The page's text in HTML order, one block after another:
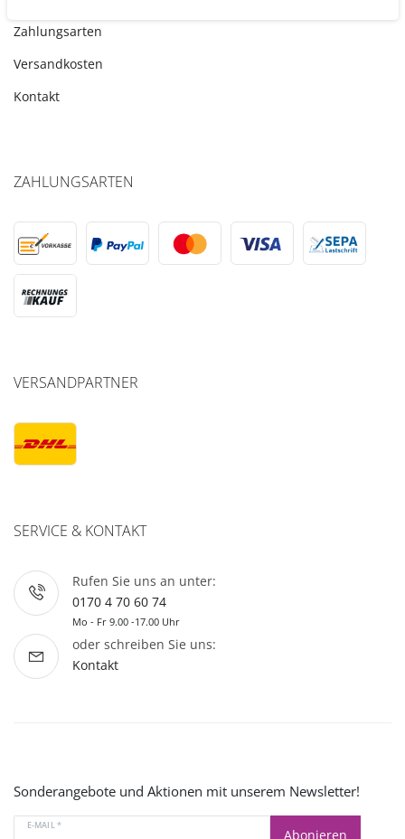
Zahlungsarten
Versandkosten
Kontakt
ZAHLUNGSARTEN
VERSANDPARTNER
SERVICE & KONTAKT
Rufen Sie uns an unter:
0170 4 70 60 74
Mo - Fr 9.00 -17.00 Uhr
oder schreiben Sie uns:
Kontakt
Sonderangebote und Aktionen mit unserem Newsletter!
E-MAIL *
Abonieren